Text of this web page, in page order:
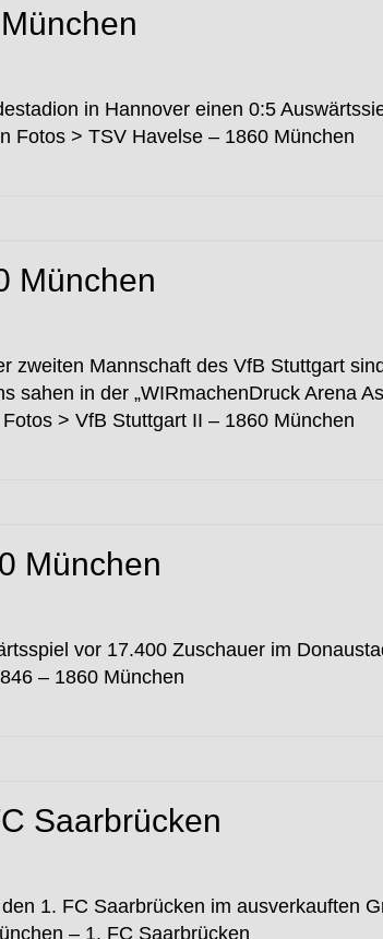
in Hannover einen 0:5
Fotos > TSV Havelse – 1860 München
München
zweiten Mannschaft des VfB Stuttgart
sahen in der „WIRmachenDruck Arena
> VfB Stuttgart II – 1860 München
München
vor 17.400 Zuschauer im
– 1860 München
Saarbrücken
1. FC Saarbrücken im ausverkauften
– 1. FC Saarbrücken